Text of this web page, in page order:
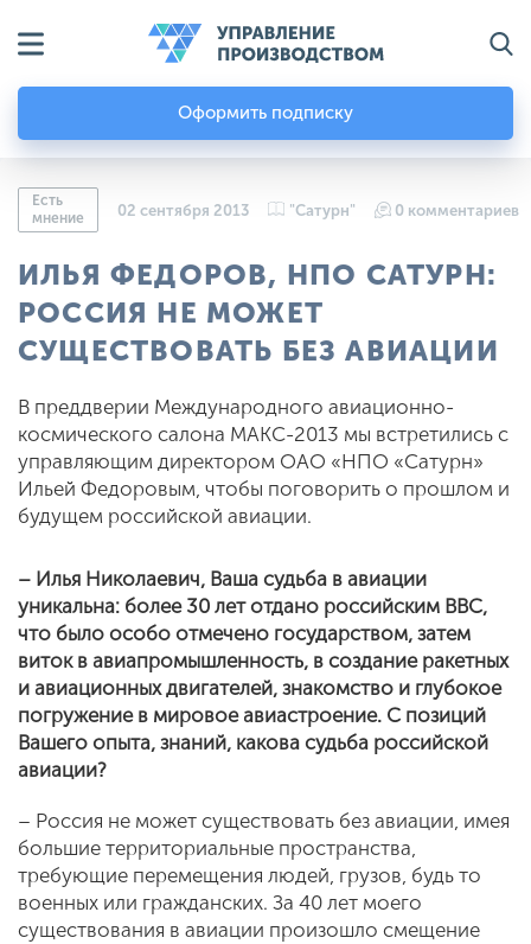
Оформить подписку
Есть
мнение
02 сентября 2013 "Сатурн" 0 комментариев
ИЛЬЯ ФЕДОРОВ, НПО САТУРН:
РОССИЯ НЕ МОЖЕТ
СУЩЕСТВОВАТЬ БЕЗ АВИАЦИИ
В преддверии Международного авиационно-
космического салона МАКС-2013 мы встретились с
управляющим директором ОАО «НПО «Сатурн»
Ильей Федоровым, чтобы поговорить о прошлом и
будущем российской авиации.
– Илья Николаевич, Ваша судьба в авиации
уникальна: более 30 лет отдано российским ВВС,
что было особо отмечено государством, затем
виток в авиапромышленность, в создание ракетных
и авиационных двигателей, знакомство и глубокое
погружение в мировое авиастроение. С позиций
Вашего опыта, знаний, какова судьба российской
авиации?
– Россия не может существовать без авиации, имея
большие территориальные пространства,
требующие перемещения людей, грузов, будь то
военных или гражданских. За 40 лет моего
существования в авиации произошло смещение